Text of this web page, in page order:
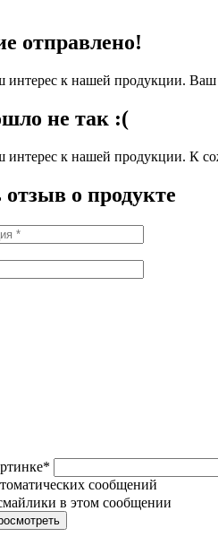
отправлено!
интерес к нашей продукции.
не так :(
интерес к нашей продукции. К
о продукте
*
в этом сообщении